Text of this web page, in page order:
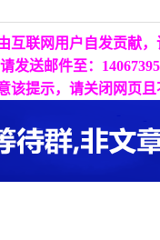
互联网用户自发贡献
发送邮件至：
该提示，请关闭网页